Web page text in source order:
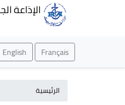
الإذاعة
Français
English
الرئيسية